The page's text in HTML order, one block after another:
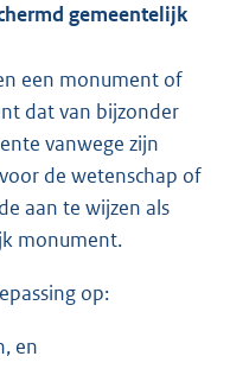
gemeentelijk
een monument of
dat van bijzonder
vanwege zijn
de wetenschap of
aan te wijzen als
monument.
op:
en